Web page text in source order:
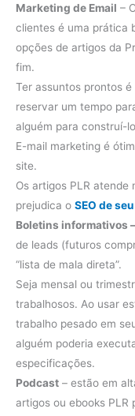
Marketing de Email –
clientes é uma prática
opções de artigos da
fim.
Ter assuntos prontos
reservar um tempo
alguém para construí-
E-mail marketing é
site.
Os artigos PLR
prejudica o SEO de
Boletins informativos –
de leads (futuros
“lista de mala direta”.
Seja mensal ou
trabalhosos. Ao usar
trabalho pesado em
alguém poderia
especificações.
Podcast – estão em
artigos ou ebooks